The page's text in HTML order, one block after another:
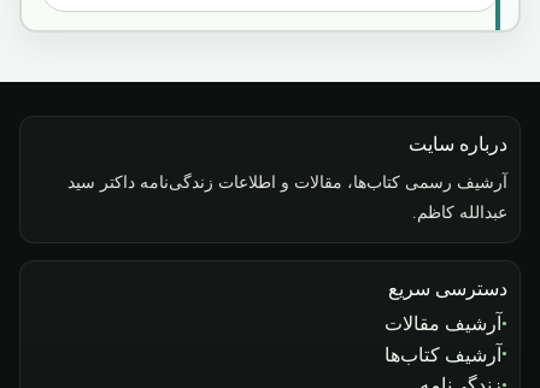
درباره سایت
آرشیف رسمی کتاب‌ها، مقالات و اطلاعات زندگی‌نامه داکتر سید
عبدالله کاظم.
دسترسی سریع
آرشیف مقالات
آرشیف کتاب‌ها